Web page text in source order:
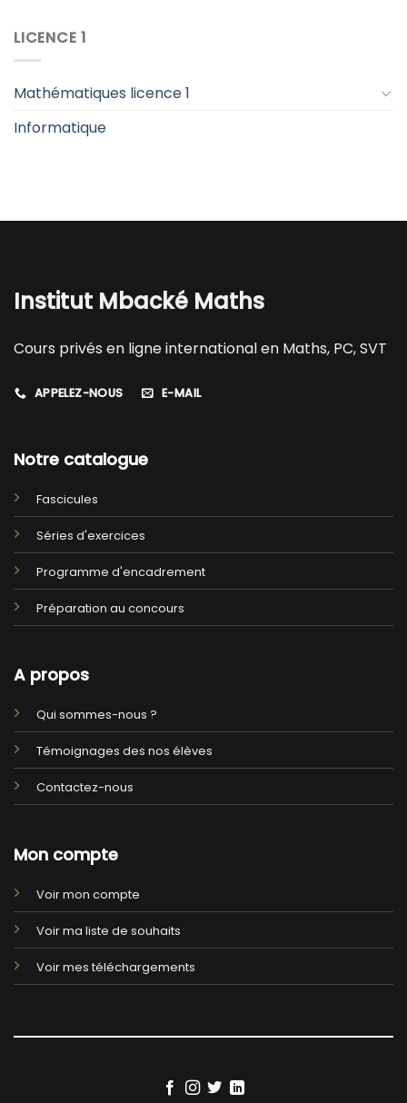
LICENCE 1
Mathématiques licence 1
Informatique
Institut Mbacké Maths
Cours privés en ligne international en Maths, PC, SVT
APPELEZ-NOUS E-MAIL
Notre catalogue
Fascicules
Séries d'exercices
Programme d'encadrement
Préparation au concours
A propos
Qui sommes-nous ?
Témoignages des nos élèves
Contactez-nous
Mon compte
Voir mon compte
Voir ma liste de souhaits
Voir mes téléchargements